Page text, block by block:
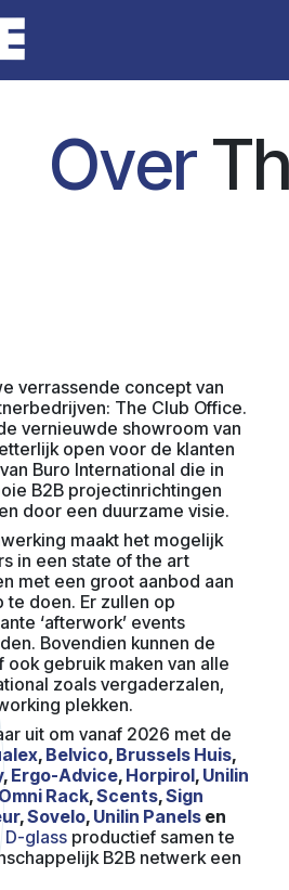
Over
verrassende concept van
The Club Office.
vernieuwde showroom van
open voor de klanten
Buro International die in
B2B projectinrichtingen
door een duurzame visie.
maakt het mogelijk
in een state of the art
met een groot aanbod aan
doen. Er zullen op
‘afterwork’ events
Bovendien kunnen de
gebruik maken van alle
zoals vergaderzalen,
plekken.
uit om vanaf 2026 met de
, Belvico, Brussels Huis,
, Ergo-Advice, Horpirol, Unilin
Omni Rack,Scents,Sign
,Sovelo, Unilin Panels en
D-glass productief samen te
B2B netwerk een